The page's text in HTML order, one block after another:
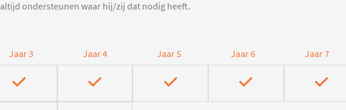
altijd ondersteunen waar hij/zij dat nodig heeft.
Jaar 3 Jaar 4 Jaar 5 Jaar 6 Jaar 7